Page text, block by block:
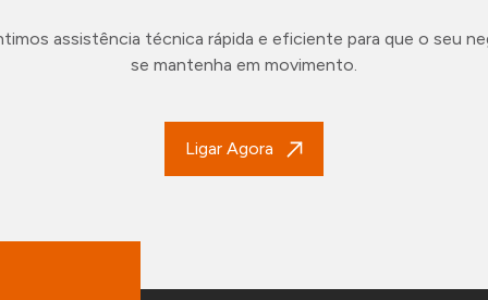
assistência técnica rápida e eficiente para que o seu
se mantenha em movimento.
Ligar Agora